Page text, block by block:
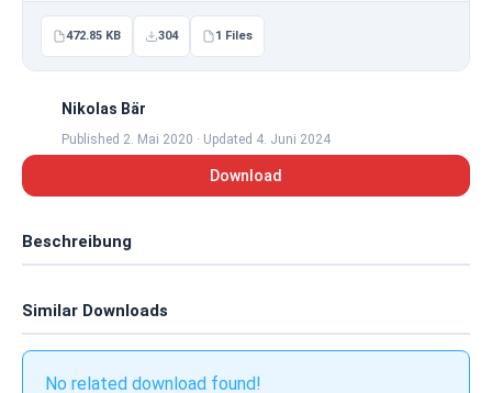
472.85 KB 304 1 Files
Nikolas Bär
Published 2. Mai 2020 · Updated 4. Juni 2024
Download
Beschreibung
Similar Downloads
No related download found!